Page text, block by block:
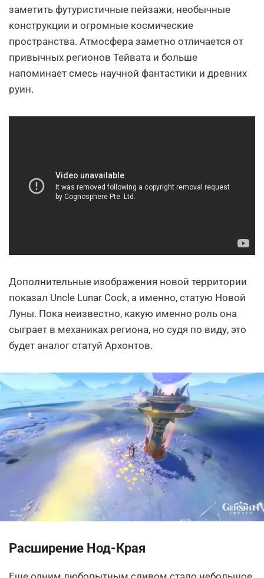
заметить футуристичные пейзажи, необычные
конструкции и огромные космические
пространства. Атмосфера заметно отличается от
привычных регионов Тейвата и больше
напоминает смесь научной фантастики и древних
руин.
Дополнительные изображения новой территории
показал Uncle Lunar Cock, а именно, статую Новой
Луны. Пока неизвестно, какую именно роль она
сыграет в механиках региона, но судя по виду, это
будет аналог статуй Архонтов.
Расширение Нод-Края